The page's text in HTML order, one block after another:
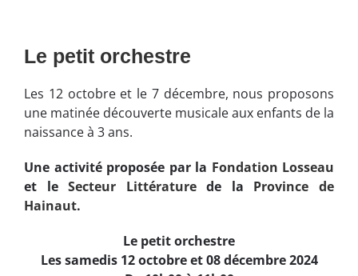
Le petit orchestre
Les 12 octobre et le 7 décembre, nous proposons
une matinée découverte musicale aux enfants de la
naissance à 3 ans.
Une activité proposée par la Fondation Losseau
et leSecteur Littératurede la Province de
Hainaut.
Le petit orchestre
Les samedis 12 octobre et 08 décembre 2024